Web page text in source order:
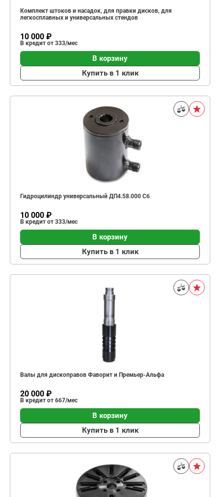
Комплект штоков и насадок, для правки дисков, для
легкосплавных и универсальных стендов
10 000 ₽
В кредит от 333/мес
В корзину
Купить в 1 клик
Гидроцилиндр универсальный ДП4.58.000 Сб
10 000 ₽
В кредит от 333/мес
В корзину
Купить в 1 клик
Валы для дископравов Фаворит и Премьер-Альфа
20 000 ₽
В кредит от 667/мес
В корзину
Купить в 1 клик